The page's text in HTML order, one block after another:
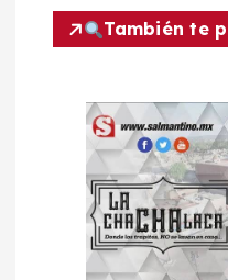
e
También te